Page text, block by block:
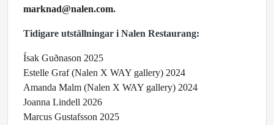
marknad@nalen.com.
Tidigare utställningar i Nalen Restaurang:
Ísak Guðnason 2025
Estelle Graf (Nalen X WAY gallery) 2024
Amanda Malm (Nalen X WAY gallery) 2024
Joanna Lindell 2026
Marcus Gustafsson 2025